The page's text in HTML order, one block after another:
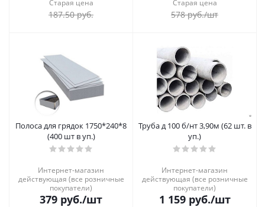
Старая цена
187.50руб.
Старая цена
578руб./шт
Полоса для грядок 1750*240*8
(400 шт в уп.)
Интернет-магазин
действующая (все розничные
покупатели)
379 руб./шт
Труба д 100 б/нт 3,90м (62 шт. в
уп.)
Интернет-магазин
действующая (все розничные
покупатели)
1 159руб./шт